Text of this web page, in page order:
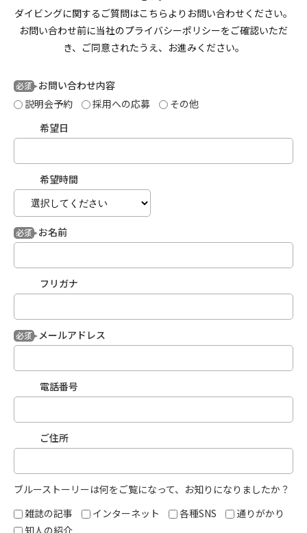
ダイビングに関するご質問はこちらよりお問い合わせください。
お問い合わせ前に当社のプライバシーポリシーをご確認いただ
き、ご同意されたうえ、お進みください。
必須 お問い合わせ内容
説明会予約
採用への応募
その他
希望日
希望時間
必須 お名前
フリガナ
必須 メールアドレス
電話番号
ご住所
ブルーストーリーは何をご覧になって、お知りになりましたか？
雑誌の記事
インターネット 各種SNS
通りがかり
知人の紹介